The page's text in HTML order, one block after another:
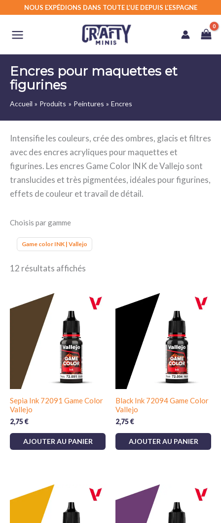
contenu
NOUS EXPÉDIONS DANS TOUTE L’UE DEPUIS L’ESPAGNE
Encres pour maquettes et
figurines
Accueil Produits Peintures Encres
Intensifie les couleurs, crée des ombres, glacis et filtres
avec des encres acryliques pour maquettes et
figurines. Les encres Game Color INK de Vallejo sont
translucides et très pigmentées, idéales pour figurines,
effets de couleur et travail de détail.
Choisis par gamme
Game color INK | Vallejo
12 résultats affichés
Sepia Ink 72091 Game Color
Vallejo
2,75€
AJOUTER AU PANIER
Black Ink 72094 Game Color
Vallejo
2,75€
AJOUTER AU PANIER